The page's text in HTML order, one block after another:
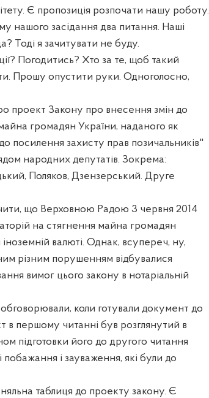
Є пропозиція розпочати нашу роботу.
засідання два питання. Наші
Тоді я зачитувати не буду.
Погодитись? Хто за те, щоб такий
Прошу опустити руки. Одноголосно,
проект Закону про внесення змін до
громадян України, наданого як
посилення захисту прав позичальників"
народних депутатів. Зокрема:
Поляков, Дзензерський. Друге
що Верховною Радою 3 червня 2014
на стягнення майна громадян
валюті. Однак, всупереч, ну,
різним порушенням відбувалися
вимог цього закону в нотаріальній
коли готували документ до
першому читанні був розглянутий в
підготовки його до другого читання
і зауваження, які були до
таблиця до проекту закону. Є